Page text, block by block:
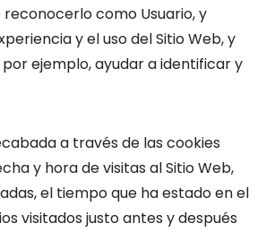
como Usuario, y
y el uso del Sitio Web, y
ejemplo, ayudar a identificar y
a través de las cookies
y hora de visitas al Sitio Web,
el tiempo que ha estado en el
visitados justo antes y después